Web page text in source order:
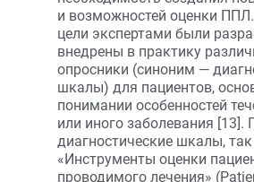
и возможностей оценки
цели экспертами были
внедрены в практику
опросники (синоним —
шкалы) для пациентов,
понимании особенностей
или иного заболевания [13].
диагностические шкалы,
«Инструменты оценки
проводимого лечения»